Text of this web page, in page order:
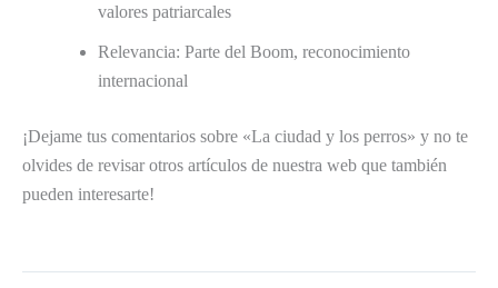
valores patriarcales
Relevancia: Parte del Boom, reconocimiento
internacional
¡Dejame tus comentarios sobre «La ciudad y los perros» y no te
olvides de revisar otros artículos de nuestra web que también
pueden interesarte!